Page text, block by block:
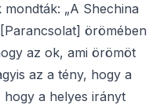
„A Shechina
örömében
az ok, ami örömöt
az a tény, hogy a
hogy a helyes irányt